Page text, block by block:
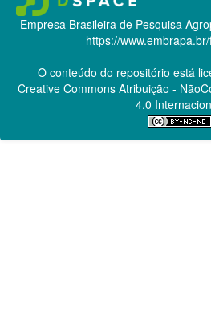
Empresa Brasileira de Pesquisa
https://
O conteúdo do repositório está
Creative CommonsAtribuição -
4.0